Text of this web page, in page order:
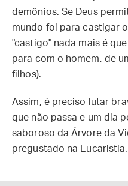
demônios. Se Deus
mundo foi para castigar
"castigo" nada mais é
para com o homem, de
filhos).
Assim, é preciso lutar
que não passa e um dia
saboroso da Árvore da
pregustado na Eucaristia.